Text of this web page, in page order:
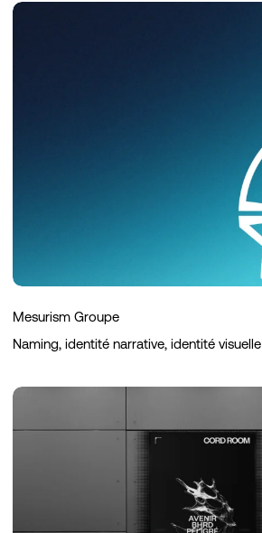
Mesurism
Mesurism Groupe
Naming, identité narrative, identité visuelle
Cord